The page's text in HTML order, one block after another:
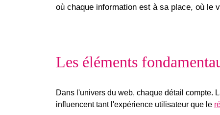
où chaque information est à sa place, où le
Les éléments
Dans l'univers du web, chaque détail compte.
influencent tant l'expérience utilisateur que le